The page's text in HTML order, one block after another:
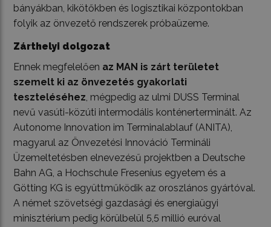
bányákban, kikötőkben és logisztikai központokban
folyik az önvezető rendszerek próbaüzeme.
Zárthelyi dolgozat
Ennek megfelelően az MAN is zárt területet
szemelt ki az önvezetés gyakorlati
teszteléséhez, mégpedig az ulmi DUSS Terminal
nevű vasúti-közúti intermodális konténerterminált. Az
Autonome Innovation im Terminalablauf (ANITA),
magyarul az Önvezetési Innováció Termináli
Üzemeltetésben elnevezésű projektben a Deutsche
Bahn AG, a Hochschule Fresenius egyetem és a
Götting KG is együttműködik az oroszlános gyártóval.
A német szövetségi gazdasági és energiaügyi
minisztérium pedig körülbelül 5,5 millió euróval